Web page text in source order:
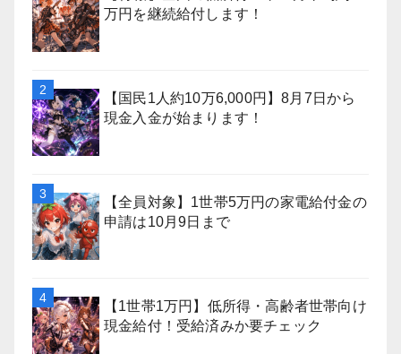
万円を継続給付します！
【国民1人約10万6,000円】8月7日から
現金入金が始まります！
【全員対象】1世帯5万円の家電給付金の
申請は10月9日まで
【1世帯1万円】低所得・高齢者世帯向け
現金給付！受給済みか要チェック